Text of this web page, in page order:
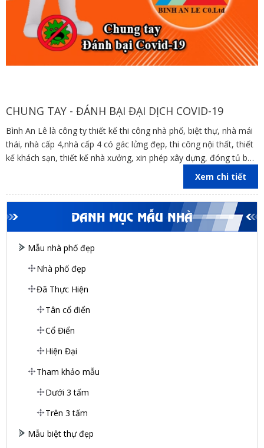
DANH MỤC MẪU NHÀ
Mẫu nhà phố đẹp
Nhà phố đẹp
Đã Thực Hiện
Tân cổ điển
Cổ Điển
Hiện Đại
Tham khảo mẫu
Dưới 3 tấm
Trên 3 tấm
Mẫu biệt thự đẹp
CHUNG TAY - ĐÁNH BẠI ĐẠI DỊCH COVID-19
Bình An Lê là công ty thiết kế thi công nhà phố, biệt thự, nhà mái
thái, nhà cấp 4,nhà cấp 4 có gác lửng đẹp, thi công nội thất, thiết
kế khách sạn, thiết kế nhà xưởng, xin phép xây dựng, đóng tủ bếp
trên địa bàn các tỉnh Đồng Nai, Bình Dương, TP Hồ Chí Minh,
Xem chi tiết